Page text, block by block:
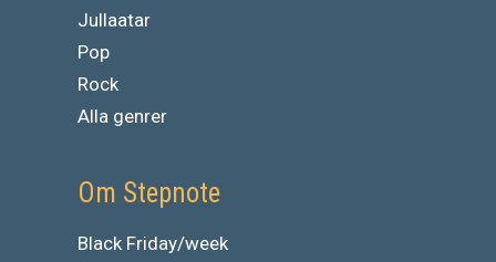
Jullaatar
Pop
Rock
Alla genrer
Om Stepnote
Black Friday/week